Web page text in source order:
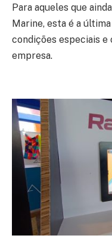
Para aqueles que
Marine, esta é a
condições especiais e
empresa.